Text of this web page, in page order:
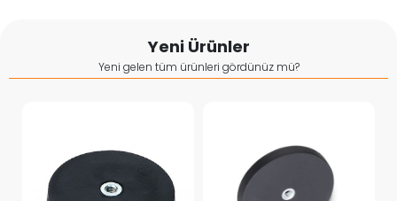
Yeni Ürünler
Yeni gelen tüm ürünleri gördünüz mü?